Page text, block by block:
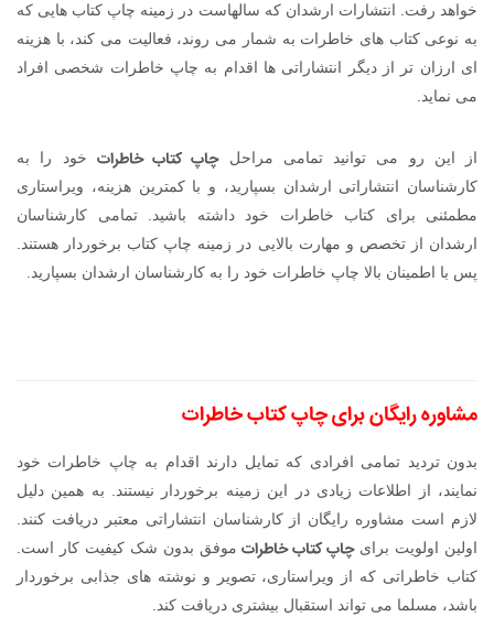
خواهد رفت. انتشارات ارشدان که سالهاست در زمینه چاپ کتاب هایی که
به نوعی کتاب های خاطرات به شمار می روند، فعالیت می کند، با هزینه
ای ارزان تر از دیگر انتشاراتی ها اقدام به چاپ خاطرات شخصی افراد
می نماید.
از این رو می توانید تمامی مراحلچاپ کتاب خاطرات خود را به
کارشناسان انتشاراتی ارشدان بسپارید، و با کمترین هزینه، ویراستاری
مطمئنی برای کتاب خاطرات خود داشته باشید. تمامی کارشناسان
ارشدان از تخصص و مهارت بالایی در زمینه چاپ کتاب برخوردار هستند.
پس با اطمینان بالا چاپ خاطرات خود را به کارشناسان ارشدان بسپارید.
مشاوره رایگان برای چاپ کتاب خاطرات
بدون تردید تمامی افرادی که تمایل دارند اقدام به چاپ خاطرات خود
نمایند، از اطلاعات زیادی در این زمینه برخوردار نیستند. به همین دلیل
لازم است مشاوره رایگان از کارشناسان انتشاراتی معتبر دریافت کنند.
اولین اولویت برایچاپ کتاب خاطراتموفق بدون شک کیفیت کار است.
کتاب خاطراتی که از ویراستاری، تصویر و نوشته های جذابی برخوردار
باشد، مسلما می تواند استقبال بیشتری دریافت کند.